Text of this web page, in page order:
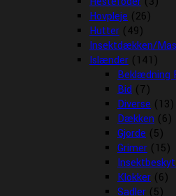
Hovpleje (26)
Hutter (49)
Insektdækken/
Islænder (141)
Beklædning
Bid (7)
Diverse (13)
Dækken (6)
Gjorde (5)
Grimer (15)
Klokker (6)
Sadler (5)